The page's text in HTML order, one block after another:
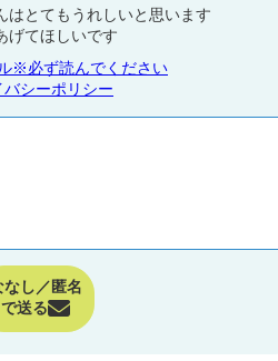
はとてもうれしいと思います
げてほしいです
※必ず読んでください
バシーポリシー
なし／匿名
で送る